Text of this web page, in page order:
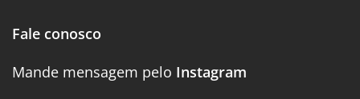
Fale conosco
Mande mensagem pelo Instagram